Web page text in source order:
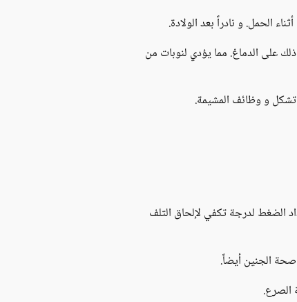
الحمل. و نادراً بعد الولادة.
على الدماغ. مما يؤدي لنوبات من
و وظائف المشيمة.
الضغط لدرجة تكفي لإلحاق التلف
الجنين أيضاً.
الصرع.